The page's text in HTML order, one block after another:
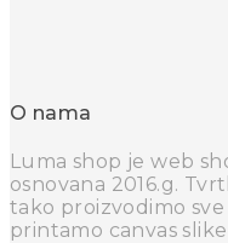
O nama
Luma shop je web
osnovana 2016.g.
tako proizvodimo
printamo canvas slike